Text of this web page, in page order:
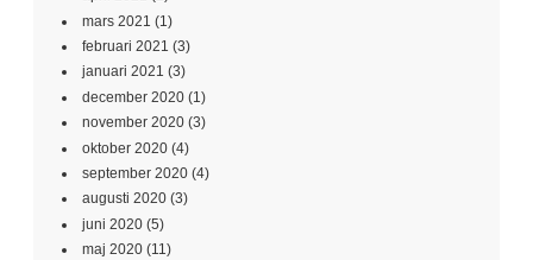
mars 2021 (1)
februari 2021 (3)
januari 2021 (3)
december 2020 (1)
november 2020 (3)
oktober 2020 (4)
september 2020 (4)
augusti 2020 (3)
juni 2020 (5)
maj 2020 (11)